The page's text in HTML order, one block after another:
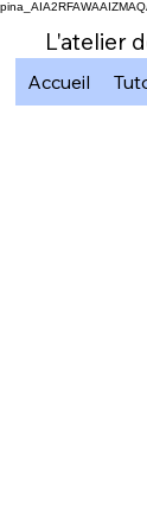
L'atelier
Accueil